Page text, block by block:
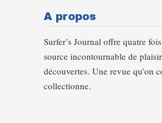
A propos
Surfer’s Journal offre quatre
source incontournable de
découvertes. Une revue qu’on
collectionne.